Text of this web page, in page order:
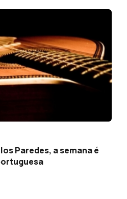
Paredes, a semana é